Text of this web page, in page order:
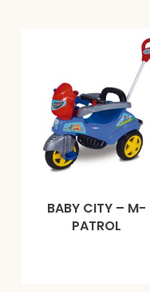
BABY CITY – M-
PATROL